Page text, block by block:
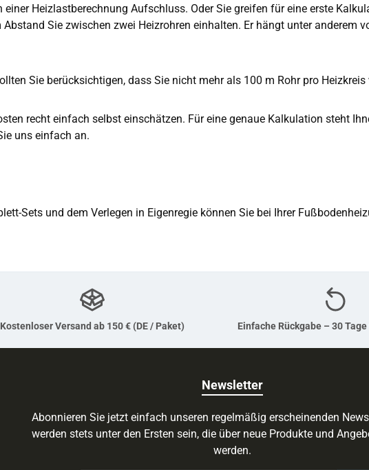
Heizlastberechnung Aufschluss. Oder Sie greifen für eine erste
Sie zwischen zwei Heizrohren einhalten. Er hängt unter anderem
Sie berücksichtigen, dass Sie nicht mehr als 100 m Rohr pro Heizkreis
recht einfach selbst einschätzen. Für eine genaue Kalkulation steht
uns einfach an.
Sets und dem Verlegen in Eigenregie können Sie bei Ihrer
Kostenloser Versand ab 150 € (DE / Paket) Einfache Rückgabe – 30
Newsletter
Abonnieren Sie jetzt einfach unseren regelmäßig erscheinenden
werden stets unter den Ersten sein, die über neue Produkte und
werden.